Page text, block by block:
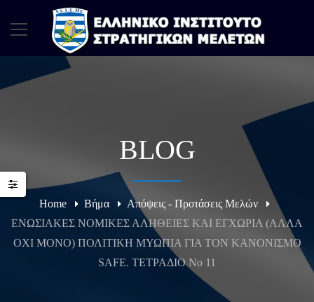
BLOG
Home Βήμα
Απόψεις - Προτάσεις Μελών
ΕΝΩΣΙΑΚΕΣ ΝΟΜΙΚΕΣ ΑΛΗΘΕΙΕΣ KΑΙ ΕΓΧΩΡΙΑ (ΑΛΛΑ
ΟΧΙ MΟΝΟ) ΠΟΛΙΤΙΚΗ ΜΥΩΠΙΑ ΓΙΑ ΤΟΝ ΚΑΝΟΝΙΣΜΟ
SAFE. ΤΕΤΡΑΔΙΟ Νο 11